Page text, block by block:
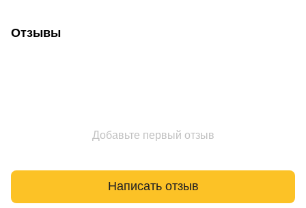
Отзывы
Добавьте первый отзыв
Написать отзыв